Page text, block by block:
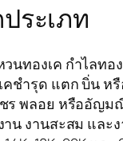
ระเภท
นทองเค กำไลทอ
คชำรุด แตก บิ่น ห
ร พลอย หรืออัญม
าน งานสะสม และ